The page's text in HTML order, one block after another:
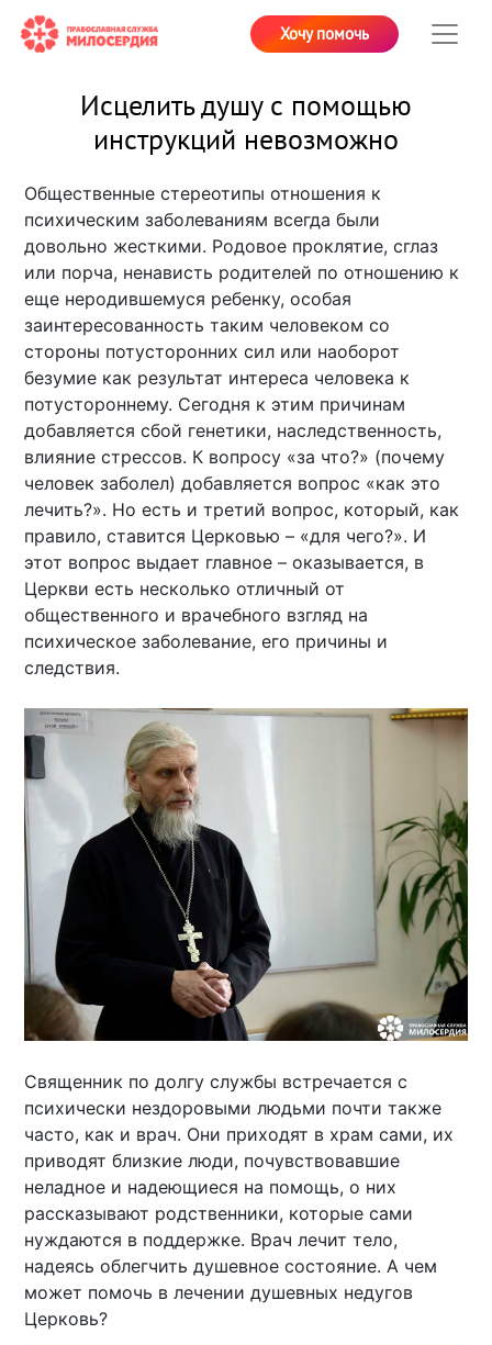
Хочу помочь
Исцелить душу с помощью
инструкций невозможно
Общественные стереотипы отношения к
психическим заболеваниям всегда были
довольно жесткими. Родовое проклятие, сглаз
или порча, ненависть родителей по отношению к
еще неродившемуся ребенку, особая
заинтересованность таким человеком со
стороны потусторонних сил или наоборот
безумие как результат интереса человека к
потустороннему. Сегодня к этим причинам
добавляется сбой генетики, наследственность,
влияние стрессов. К вопросу «за что?» (почему
человек заболел) добавляется вопрос «как это
лечить?». Но есть и третий вопрос, который, как
правило, ставится Церковью – «для чего?». И
этот вопрос выдает главное – оказывается, в
Церкви есть несколько отличный от
общественного и врачебного взгляд на
психическое заболевание, его причины и
следствия.
Священник по долгу службы встречается с
психически нездоровыми людьми почти также
часто, как и врач. Они приходят в храм сами, их
приводят близкие люди, почувствовавшие
неладное и надеющиеся на помощь, о них
рассказывают родственники, которые сами
нуждаются в поддержке. Врач лечит тело,
надеясь облегчить душевное состояние. А чем
может помочь в лечении душевных недугов
Церковь?